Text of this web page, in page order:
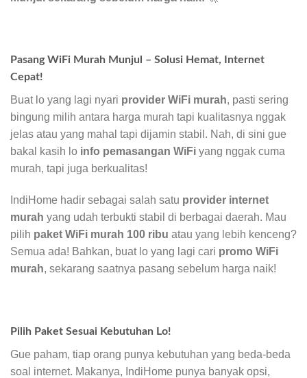
Pasang WiFi Murah Munjul – Solusi Hemat, Internet
Cepat!
Buat lo yang lagi nyari provider WiFi murah, pasti sering
bingung milih antara harga murah tapi kualitasnya nggak
jelas atau yang mahal tapi dijamin stabil. Nah, di sini gue
bakal kasih lo info pemasangan WiFi yang nggak cuma
murah, tapi juga berkualitas!
IndiHome hadir sebagai salah satu provider internet
murah yang udah terbukti stabil di berbagai daerah. Mau
pilih paket WiFi murah 100 ribu atau yang lebih kenceng?
Semua ada! Bahkan, buat lo yang lagi cari promo WiFi
murah, sekarang saatnya pasang sebelum harga naik!
Pilih Paket Sesuai Kebutuhan Lo!
Gue paham, tiap orang punya kebutuhan yang beda-beda
soal internet. Makanya, IndiHome punya banyak opsi,